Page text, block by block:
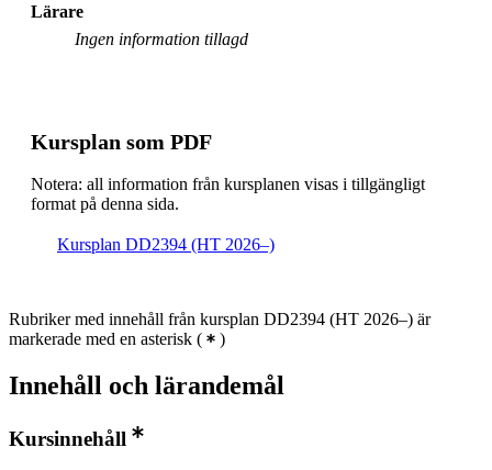
Lärare
Ingen information tillagd
Kursplan som PDF
Notera: all information från kursplanen visas i tillgängligt
format på denna sida.
Kursplan DD2394 (HT 2026–)
Rubriker med innehåll från kursplan DD2394 (HT 2026–) är
markerade med en asterisk ( )
Innehåll och lärandemål
Kursinnehåll